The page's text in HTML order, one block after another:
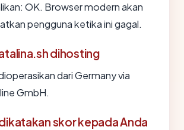
OK. Browser modern akan
pengguna ketika ini gagal.
dihosting
dari Germany via
GmbH.
skor kepada Anda